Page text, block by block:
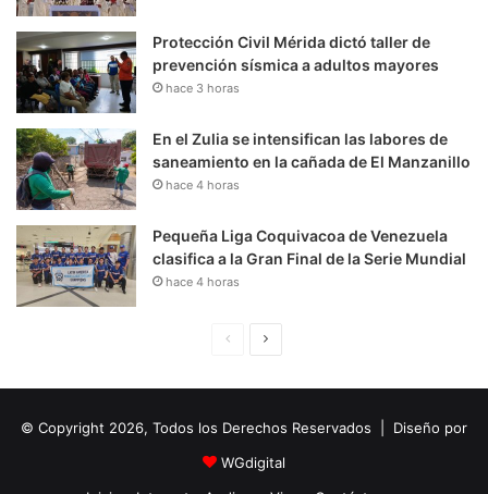
Protección Civil Mérida dictó taller de
prevención sísmica a adultos mayores
hace 3 horas
En el Zulia se intensifican las labores de
saneamiento en la cañada de El Manzanillo
hace 4 horas
Pequeña Liga Coquivacoa de Venezuela
clasifica a la Gran Final de la Serie Mundial
hace 4 horas
i
n
u
i
© Copyright 2026, Todos los Derechos Reservados | Diseño por
WGdigital